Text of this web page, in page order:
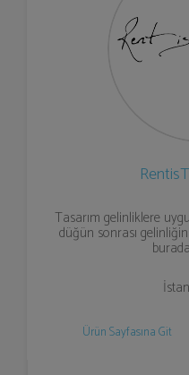
Tasarım gelinliklere
düğün sonrası
Ürün Sayfasına Git